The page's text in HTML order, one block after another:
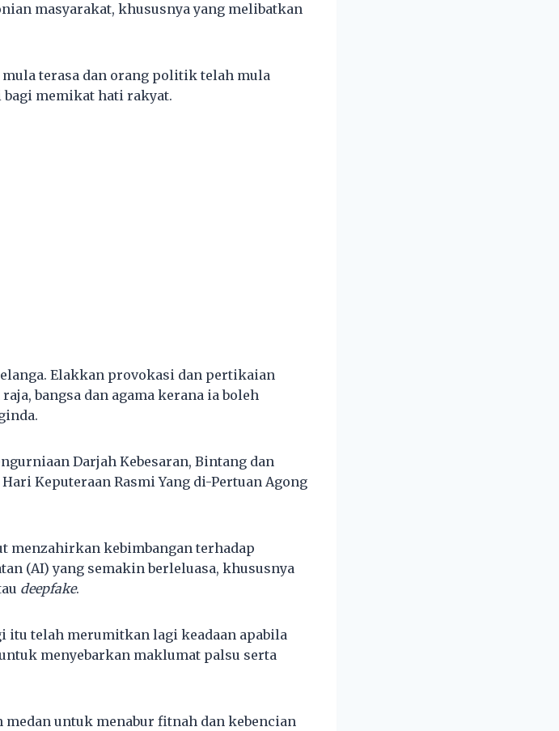
masyarakat, khususnya yang melibatkan
terasa dan orang politik telah mula
memikat hati rakyat.
Elakkan provokasi dan pertikaian
bangsa dan agama kerana ia boleh
Darjah Kebesaran, Bintang dan
Keputeraan Rasmi Yang di-Pertuan Agong
menzahirkan kebimbangan terhadap
(AI) yang semakin berleluasa, khususnya
deepfake.
itu telah merumitkan lagi keadaan apabila
menyebarkan maklumat palsu serta
medan untuk menabur fitnah dan kebencian